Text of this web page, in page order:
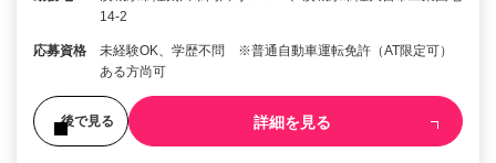
14-2
応募資格
未経験OK、学歴不問 ※普通自動車運転免許（AT限定可）
ある方尚可
後で見る 詳細を見る